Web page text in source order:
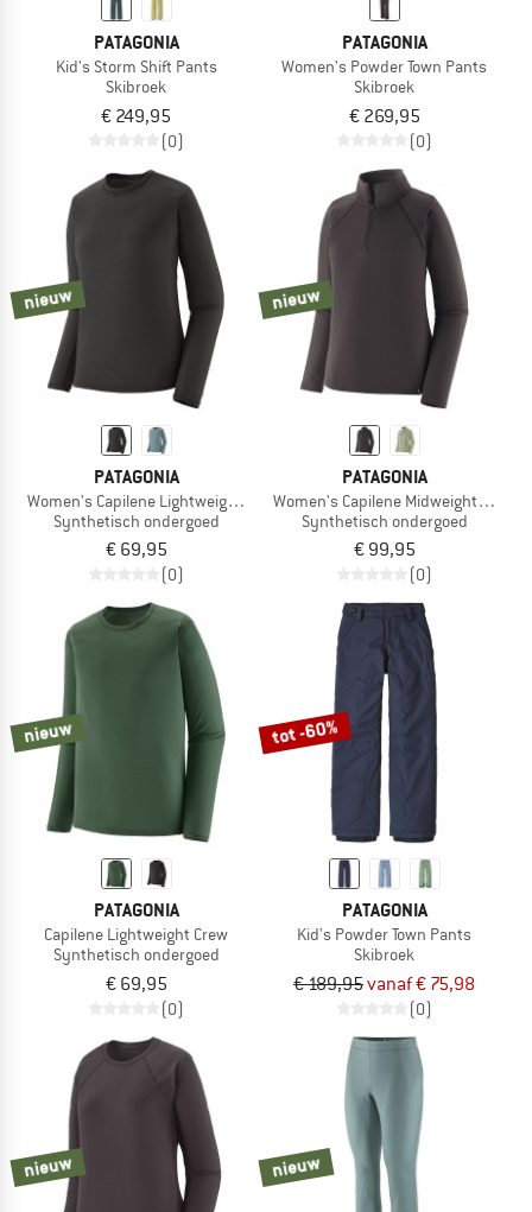
PATAGONIA
Kid's Storm Shift Pants
Skibroek
€ 249,95
(0)
PATAGONIA
Women's Powder Town Pants
Skibroek
€ 269,95
(0)
nieuw
PATAGONIA
Women's Capilene Lightweight Crew
Synthetisch ondergoed
€ 69,95
(0)
nieuw
PATAGONIA
Women's Capilene Midweight Zip-
Synthetisch ondergoed
€ 99,95
(0)
nieuw
PATAGONIA
Capilene Lightweight Crew
Synthetisch ondergoed
€ 69,95
(0)
tot -60%
PATAGONIA
Kid's Powder Town Pants
Skibroek
€ 189,95vanaf € 75,98
(0)
nieuw nieuw